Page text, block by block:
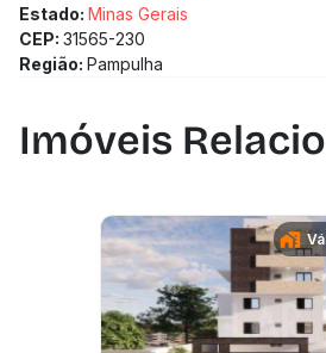
Estado: Minas Gerais
CEP: 31565-230
Região: Pampulha
Imóveis